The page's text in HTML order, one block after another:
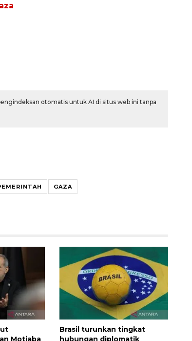
otomatis untuk AI di situs web ini tanpa
GAZA
Motjaba
Brasil turunkan tingkat
hubungan diplomatik